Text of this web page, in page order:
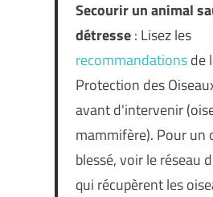
Secourir un animal
détresse: Lisez les
recommandationsde
Protection des
avant d'intervenir
mammifère). Pour un
blessé, voir le réseau
qui récupèrent les